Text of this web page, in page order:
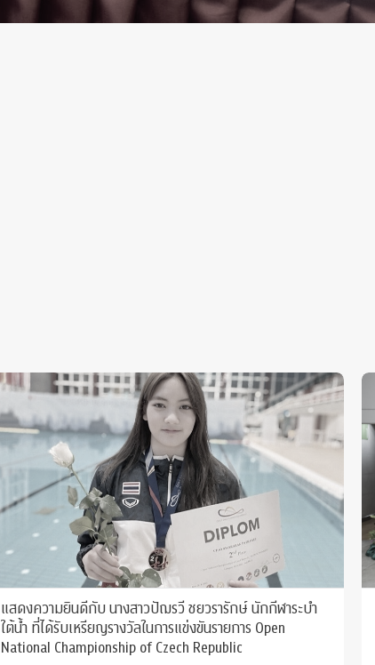
แสดงความยินดีกับ นางสาวปัฌรวี ชยวรารักษ์ นักกีฬาระบำ
ใต้น้ำ ที่ได้รับเหรียญรางวัลในการแข่งขันรายการ Open
National Championship of Czech Republic